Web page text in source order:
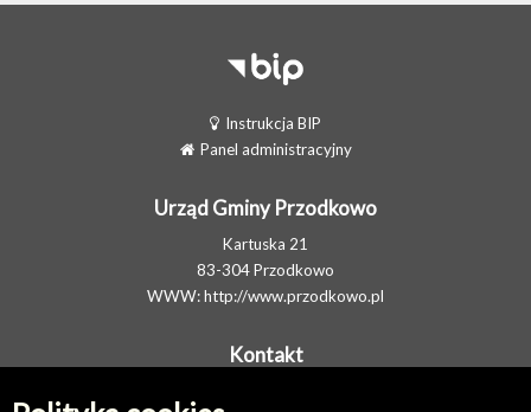
Instrukcja BIP
Panel administracyjny
Urząd Gminy Przodkowo
Kartuska 21
83-304 Przodkowo
WWW:http://www.przodkowo.pl
Kontakt